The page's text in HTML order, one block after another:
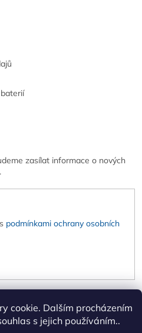
cookie. Dalším procházením
s jejich používáním..
zasílat informace o nových
podmínkami ochrany osobních